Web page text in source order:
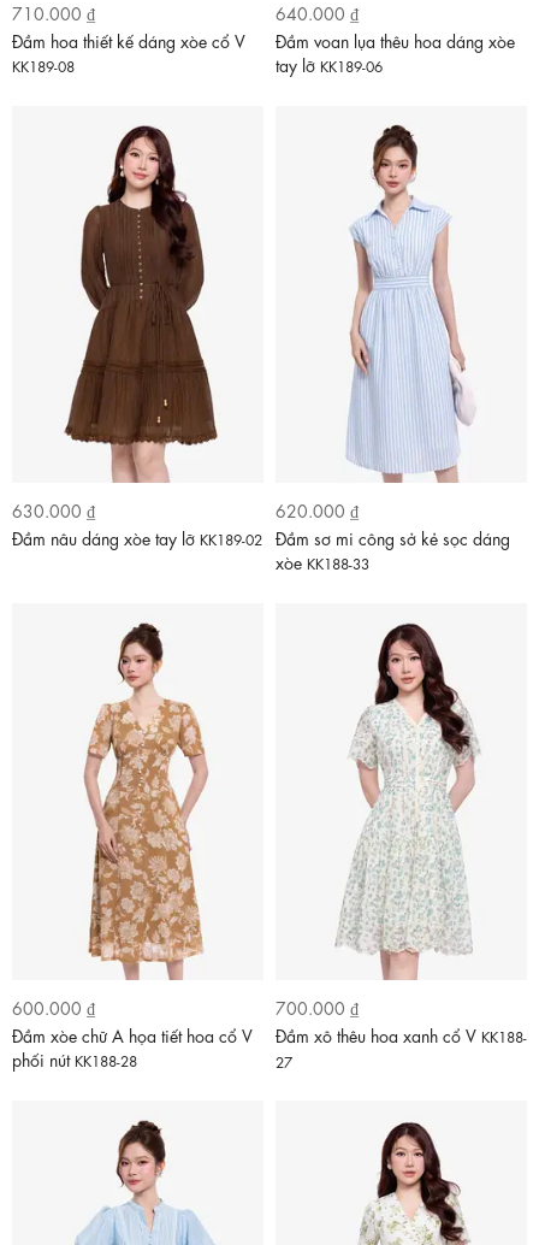
710.000 ₫
Đầm hoa thiết kế dáng xòe cổ V
KK189-08
640.000 ₫
Đầm voan lụa thêu hoa dáng xòe
tay lỡ KK189-06
630.000 ₫
Đầm nâu dáng xòe tay lỡ KK189-02
620.000 ₫
Đầm sơ mi công sở kẻ sọc dáng
xòe KK188-33
600.000 ₫
Đầm xòe chữ A họa tiết hoa cổ V
phối nút KK188-28
700.000 ₫
Đầm xô thêu hoa xanh cổ V KK188-
27